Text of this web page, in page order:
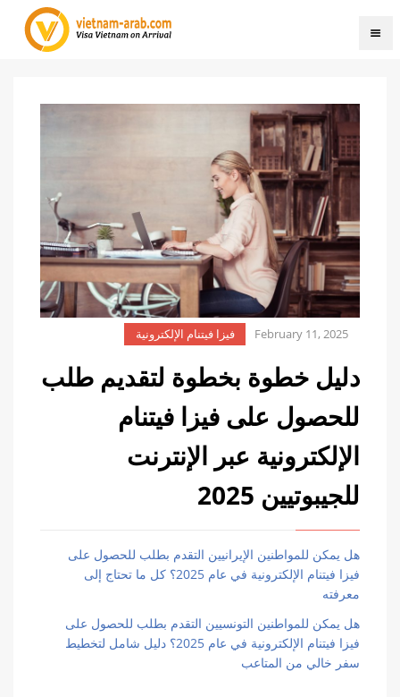
February 11, 2025 فيزا فيتنام الإلكترونية
دليل خطوة بخطوة لتقديم طلب
للحصول على فيزا فيتنام
الإلكترونية عبر الإنترنت
للجيبوتيين 2025
هل يمكن للمواطنين الإيرانيين التقدم بطلب للحصول على
فيزا فيتنام الإلكترونية في عام 2025؟ كل ما تحتاج إلى
معرفته
هل يمكن للمواطنين التونسيين التقدم بطلب للحصول على
فيزا فيتنام الإلكترونية في عام 2025؟ دليل شامل لتخطيط
سفر خالي من المتاعب